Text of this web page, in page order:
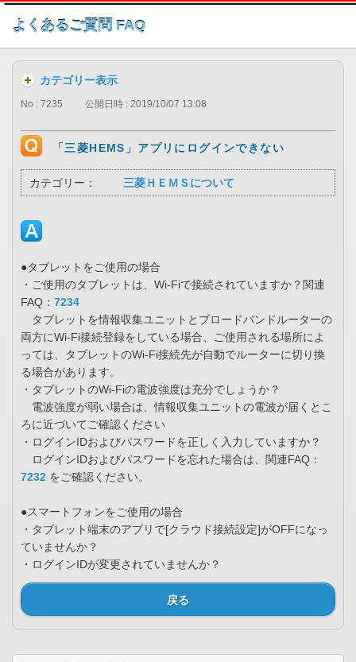
このページの本文へ
よくあるご質問 FAQ
カテゴリー表示
No : 7235 公開日時 : 2019/10/07 13:08
「三菱HEMS」アプリにログインできない
カテゴリー： 三菱ＨＥＭＳについて
●タブレットをご使用の場合
・ご使用のタブレットは、Wi-Fiで接続されていますか？関連
FAQ： 7234
タブレットを情報収集ユニットとブロードバンドルーターの
両方にWi-Fi接続登録をしている場合、ご使用される場所によ
っては、タブレットのWi-Fi接続先が自動でルーターに切り換
る場合があります。
・タブレットのWi-Fiの電波強度は充分でしょうか？
電波強度が弱い場合は、情報収集ユニットの電波が届くとこ
ろに近づいてご確認ください
・ログインIDおよびパスワードを正しく入力していますか？
ログインIDおよびパスワードを忘れた場合は、関連FAQ：
7232 をご確認ください。
●スマートフォンをご使用の場合
・タブレット端末のアプリで[クラウド接続設定]がOFFになっ
ていませんか？
・ログインIDが変更されていませんか？
戻る